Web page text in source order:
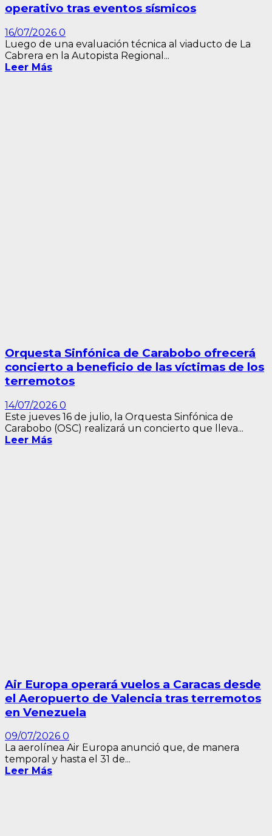
operativo tras eventos sísmicos
16/07/2026 0
Luego de una evaluación técnica al viaducto de La
Cabrera en la Autopista Regional...
Leer Más
Orquesta Sinfónica de Carabobo ofrecerá
concierto a beneficio de las víctimas de los
terremotos
14/07/2026 0
Este jueves 16 de julio, la Orquesta Sinfónica de
Carabobo (OSC) realizará un concierto que lleva...
Leer Más
Air Europa operará vuelos a Caracas desde
el Aeropuerto de Valencia tras terremotos
en Venezuela
09/07/2026 0
La aerolínea Air Europa anunció que, de manera
temporal y hasta el 31 de...
Leer Más